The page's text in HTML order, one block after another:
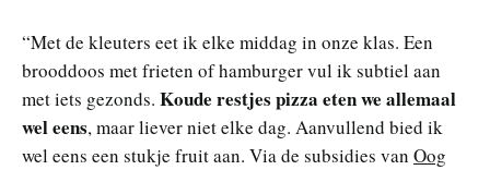
“Met de kleuters eet ik elke middag in onze klas. Een
brooddoos met frieten of hamburger vul ik subtiel aan
met iets gezonds. Koude restjes pizza eten we allemaal
wel eens, maar liever niet elke dag. Aanvullend bied ik
wel eens een stukje fruit aan. Via de subsidies van Oog